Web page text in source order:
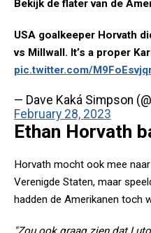
Bekijk de flater van de
USA goalkeeper Horvath
vs Millwall. It’s a proper
pic.twitter.com/
— Dave Kaká Simpson
February 28, 2023
Ethan Horvath
Horvath mocht ook mee
Verenigde Staten, maar
hadden de Amerikanen toch